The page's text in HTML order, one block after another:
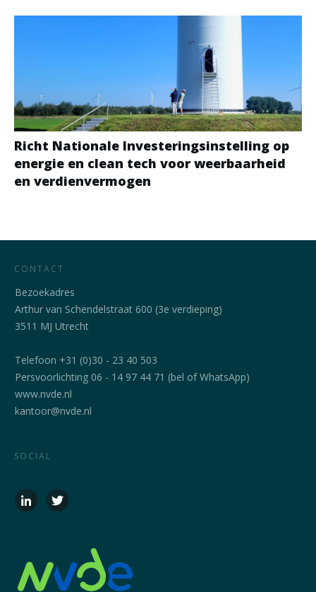
Richt Nationale Investeringsinstelling op
energie en clean tech voor weerbaarheid
en verdienvermogen
CONTACT
Bezoekadres
Arthur van Schendelstraat 600 (3e verdieping)
3511 MJ Utrecht
Telefoon +31 (0)30 - 23 40 503
Persvoorlichting 06 - 14 97 44 71 (bel of WhatsApp)
www.nvde.nl
kantoor@nvde.nl
SOCIAL